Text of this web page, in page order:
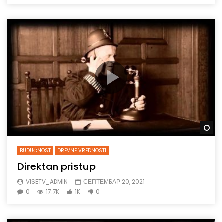
BUDUĆNOST DREVNE VREDNOSTI
Direktan pristup
VISETV_ADMIN
СЕПТЕМБАР 20, 2021
0
17.7K 1K 0